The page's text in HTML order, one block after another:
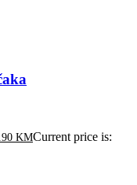
KMCurrent price is: